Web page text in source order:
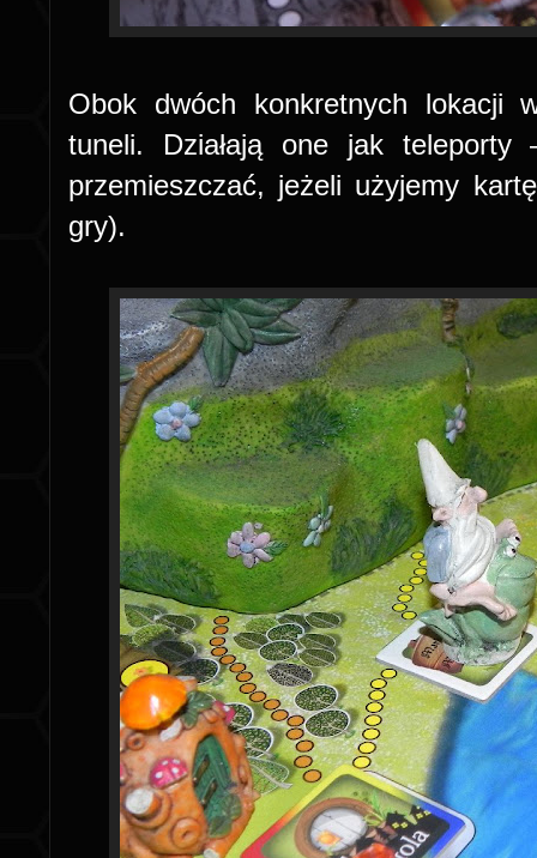
Obok dwóch konkretnych lokacji
tuneli. Działają one jak
przemieszczać, jeżeli użyjemy
gry).